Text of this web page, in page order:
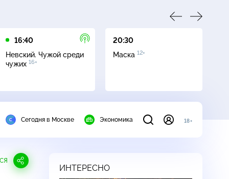
16:40
Невский. Чужой среди
чужих 16+
20:30
Маска 12+
Сегодня в Москве Экономика 18+
ИНТЕРЕСНО